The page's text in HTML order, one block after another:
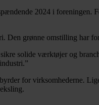
2024 i foreningen.
Den grønne omstilling har
solide værktøjer og
for virksomhederne.